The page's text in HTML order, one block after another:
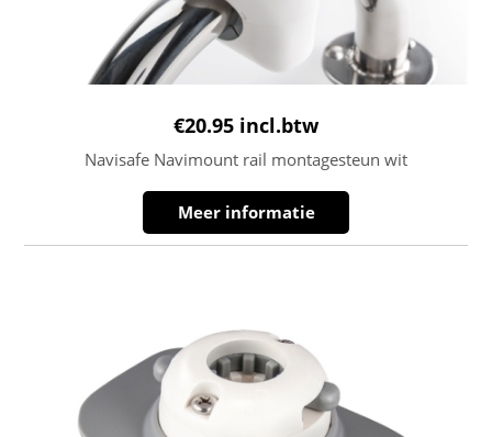
€20.95 incl.btw
Navisafe Navimount rail montagesteun wit
Meer informatie